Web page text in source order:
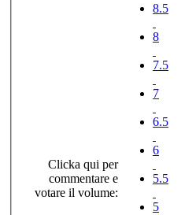
Clicka qui per
commentare e
votare il volume:
8.5
8
7.5
7
6.5
6
5.5
5